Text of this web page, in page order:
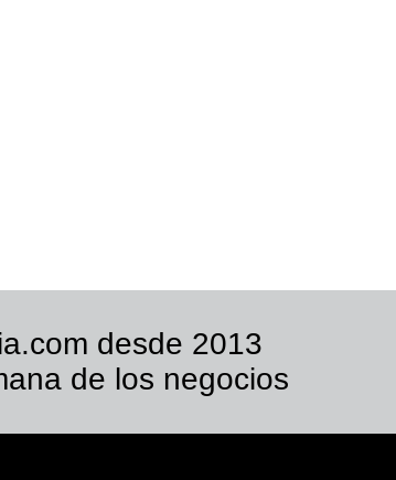
desde 2013
de los negocios